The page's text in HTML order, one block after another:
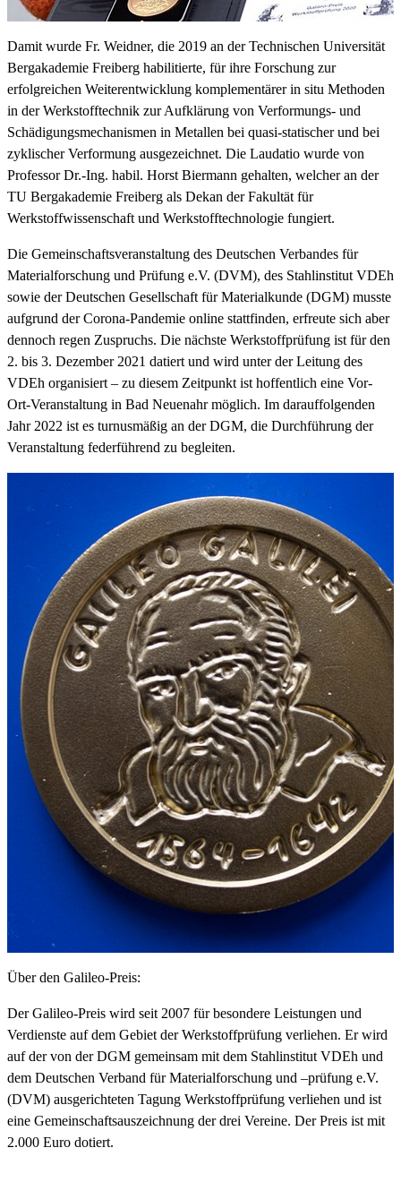
Damit wurde Fr. Weidner, die 2019 an der Technischen Universität
Bergakademie Freiberg habilitierte, für ihre Forschung zur
erfolgreichen Weiterentwicklung komplementärer in situ Methoden
in der Werkstofftechnik zur Aufklärung von Verformungs- und
Schädigungsmechanismen in Metallen bei quasi-statischer und bei
zyklischer Verformung ausgezeichnet. Die Laudatio wurde von
Professor Dr.-Ing. habil. Horst Biermann gehalten, welcher an der
TU Bergakademie Freiberg als Dekan der Fakultät für
Werkstoffwissenschaft und Werkstofftechnologie fungiert.
Die Gemeinschaftsveranstaltung des Deutschen Verbandes für
Materialforschung und Prüfung e.V. (DVM), des Stahlinstitut VDEh
sowie der Deutschen Gesellschaft für Materialkunde (DGM) musste
aufgrund der Corona-Pandemie online stattfinden, erfreute sich aber
dennoch regen Zuspruchs. Die nächste Werkstoffprüfung ist für den
2. bis 3. Dezember 2021 datiert und wird unter der Leitung des
VDEh organisiert – zu diesem Zeitpunkt ist hoffentlich eine Vor-
Ort-Veranstaltung in Bad Neuenahr möglich. Im darauffolgenden
Jahr 2022 ist es turnusmäßig an der DGM, die Durchführung der
Veranstaltung federführend zu begleiten.
Über den Galileo-Preis:
Der Galileo-Preis wird seit 2007 für besondere Leistungen und
Verdienste auf dem Gebiet der Werkstoffprüfung verliehen. Er wird
auf der von der DGM gemeinsam mit dem Stahlinstitut VDEh und
dem Deutschen Verband für Materialforschung und –prüfung e.V.
(DVM) ausgerichteten Tagung Werkstoffprüfung verliehen und ist
eine Gemeinschaftsauszeichnung der drei Vereine. Der Preis ist mit
2.000 Euro dotiert.